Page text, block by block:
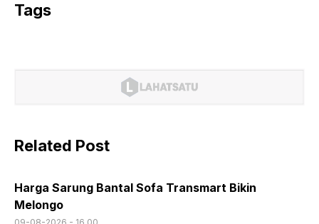
Tags
Related Post
Harga Sarung Bantal Sofa Transmart Bikin
Melongo